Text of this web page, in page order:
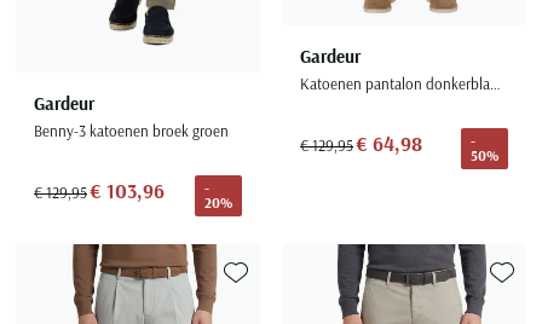
Gardeur
Benny-3 katoenen broek groen
€ 129,95€ 103,96
-
20%
Gardeur
Katoenen pantalon donkerblauw katoen slim fit
€ 129,95€ 64,98
-
50%
Toevoegen aan favorieten